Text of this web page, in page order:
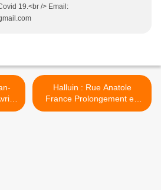
19.<br /> Email:
Halluin : Rue Anatole
France Prolongement en
Long et Large... Fin 3/3